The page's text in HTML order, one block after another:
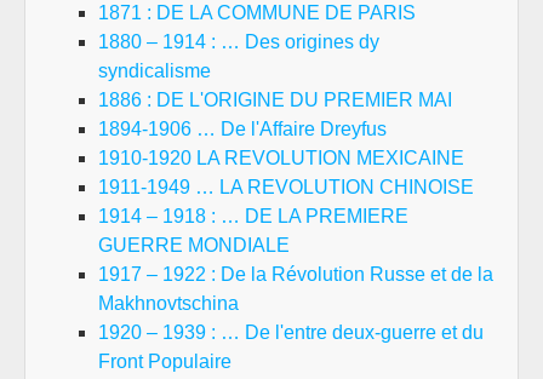
1871 : DE LA COMMUNE DE PARIS
1880 – 1914 : … Des origines dy
syndicalisme
1886 : DE L'ORIGINE DU PREMIER MAI
1894-1906 … De l'Affaire Dreyfus
1910-1920 LA REVOLUTION MEXICAINE
1911-1949 … LA REVOLUTION CHINOISE
1914 – 1918 : … DE LA PREMIERE
GUERRE MONDIALE
1917 – 1922 : De la Révolution Russe et de la
Makhnovtschina
1920 – 1939 : … De l'entre deux-guerre et du
Front Populaire